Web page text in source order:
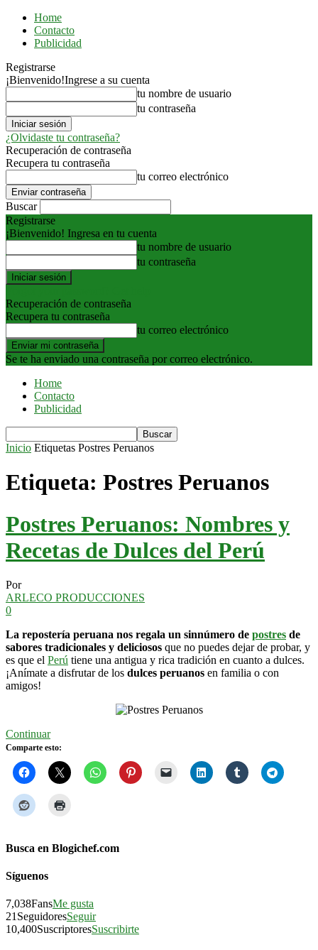
Home
Contacto
Publicidad
Registrarse
¡Bienvenido!Ingrese a su cuenta
tu nombre de usuario
tu contraseña
¿Olvidaste tu contraseña?
Recuperación de contraseña
Recupera tu contraseña
tu correo electrónico
Buscar
Registrarse
¡Bienvenido! Ingresa en tu cuenta
tu nombre de usuario
tu contraseña
Recuperación de contraseña
Recupera tu contraseña
tu correo electrónico
Se te ha enviado una contraseña por correo electrónico.
Home
Contacto
Publicidad
Inicio Etiquetas Postres Peruanos
Etiqueta: Postres Peruanos
Postres Peruanos: Nombres y
Recetas de Dulces del Perú
Por
ARLECO PRODUCCIONES
0
La repostería peruana nos regala un sinnúmero de postres de
sabores tradicionales y deliciosos que no puedes dejar de probar, y
es que el Perú tiene una antigua y rica tradición en cuanto a dulces.
¡Anímate a disfrutar de los dulces peruanos en familia o con
amigos!
Continuar
Comparte esto:
Busca en Blogichef.com
Síguenos
7,038FansMe gusta
21 SeguidoresSeguir
10,400SuscriptoresSuscribirte